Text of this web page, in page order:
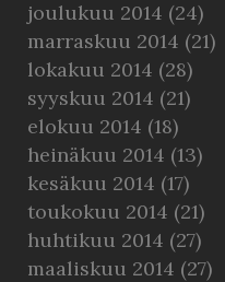
joulukuu 2014 (24)
marraskuu 2014 (21)
lokakuu 2014 (28)
syyskuu 2014 (21)
elokuu 2014 (18)
heinäkuu 2014 (13)
kesäkuu 2014 (17)
toukokuu 2014 (21)
huhtikuu 2014 (27)
maaliskuu 2014 (27)